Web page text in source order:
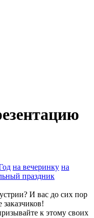
на вечеринку на
праздник
И вас до сих пор
к этому своих